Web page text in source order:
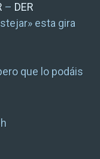
– DER
esta gira
que lo podáis